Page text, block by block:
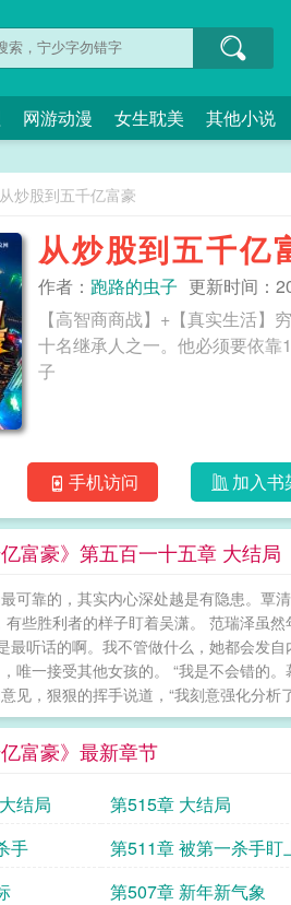
网游动漫 女生耽美 其他小说
从炒股到五千亿富豪
从炒股到五千亿
作者： 跑路的虫子 更新时间：
【高智商商战】+【真实生活
十名继承人之一。他必须要依靠
子
手机访问 加入书
亿富豪》第五百一十五章 大结局
可靠的，其实内心深处越是有隐患。覃
有些胜利者的样子盯着吴潇。 范瑞泽虽
最听话的啊。我不管做什么，她都会发
唯一接受其他女孩的。 “我是不会错的
见，狠狠的挥手说道，“我刻意强化分
富豪》最新章节
结局 第515章 大结局
手
第511章 被第一杀手盯
第507章 新年新气象